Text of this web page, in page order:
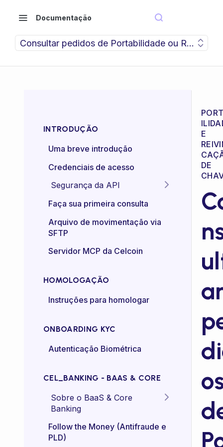
Documentação
Consultar pedidos de Portabilidade ou
INTRODUÇÃO
Uma breve introdução
Credenciais de acesso
Segurança da API
Idempotência das APIs
Certificado mTLS
control)
Faça sua primeira consulta
Arquivo de movimentação via
SFTP
Servidor MCP da Celcoin
HOMOLOGAÇÃO
Instruções para homologar
ONBOARDING KYC
Autenticação Biométrica
CEL_BANKING - BAAS & CORE
Sobre o BaaS & Core
Banking
FAQs
Follow the Money (Antifraude e
PLD)
E
DE